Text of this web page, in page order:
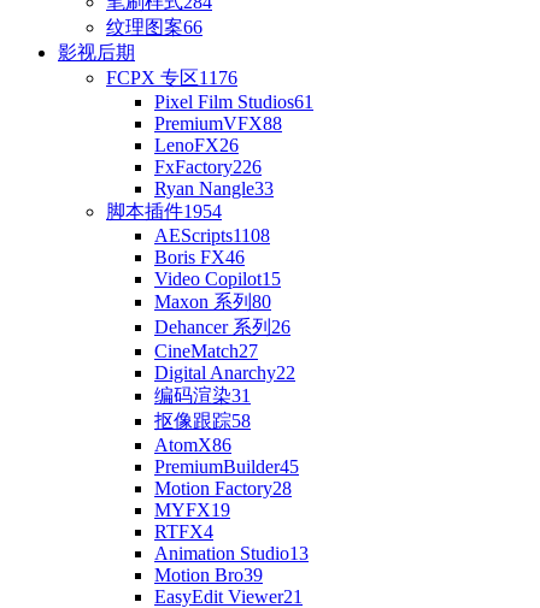
纹理图案66
影视后期
FCPX 专区1176
Pixel Film Studios61
PremiumVFX88
LenoFX26
FxFactory226
Ryan Nangle33
脚本插件1954
AEScripts1108
Boris FX46
Video Copilot15
Maxon 系列 80
Dehancer 系列 26
CineMatch27
Digital Anarchy22
编码渲染31
抠像跟踪58
AtomX86
PremiumBuilder45
Motion Factory28
MYFX19
RTFX4
Animation Studio13
Motion Bro39
EasyEdit Viewer21